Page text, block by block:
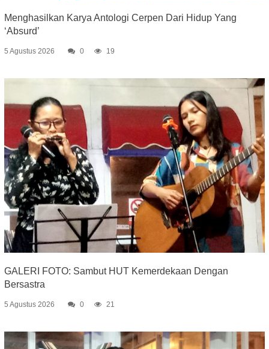
Menghasilkan Karya Antologi Cerpen Dari Hidup Yang
‘Absurd’
5 Agustus 2026 0 19
GALERI FOTO: Sambut HUT Kemerdekaan Dengan
Bersastra
5 Agustus 2026 0 21